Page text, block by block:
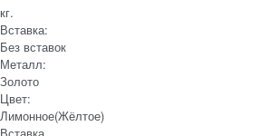
кг.
Вставка:
Без вставок
Металл:
Золото
Цвет:
Лимонное(Жёлтое)
Вставка